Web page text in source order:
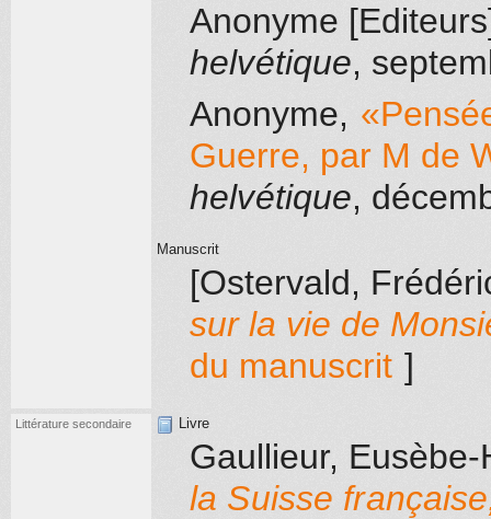
Anonyme
helvétique,
Anonyme,
Guerre, par M de
helvétique,
Manuscrit
[Ostervald,
sur la vie de
du manuscrit ]
Littérature secondaire Livre
Gaullieur, Eusèbe-
la Suisse